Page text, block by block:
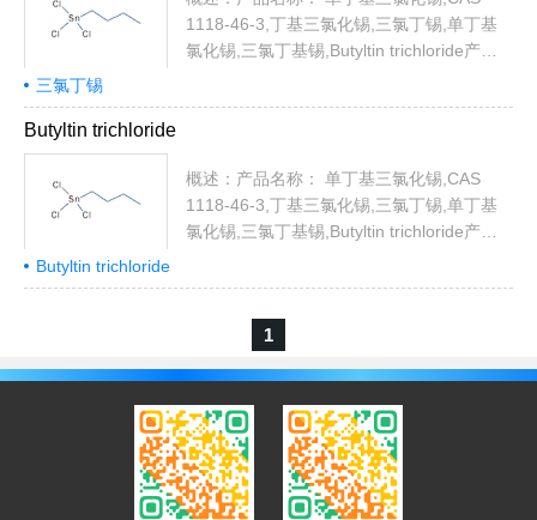
词:trichlorobutyltin;Butyltintrichloridemincolo...
1118-46-3,丁基三氯化锡,三氯丁锡,单丁基
氯化锡,三氯丁基锡,Butyltin trichloride产品
同义词:丁基三氯化锡(烷);三氯丁锡;单丁基
基锡英文名称:Butyltin trichloride英文同义
词:trichlorobutyltin;Butyltintrichloridemincolo...
三氯丁锡
Butyltin trichloride
概述：产品名称： 单丁基三氯化锡,CAS
1118-46-3,丁基三氯化锡,三氯丁锡,单丁基
氯化锡,三氯丁基锡,Butyltin trichloride产品
同义词:丁基三氯化锡(烷);三氯丁锡;单丁基
三氯化锡;正丁基三氯化锡, 95% MIN.;一丁
Butyltin trichloride
1